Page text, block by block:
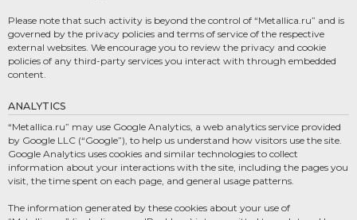
Please note that such activity is beyond the control of “Metallica.ru” and is
governed by the privacy policies and terms of service of the respective
external websites. We encourage you to review the privacy and cookie
policies of any third-party services you interact with through embedded
content.
ANALYTICS
“Metallica.ru” may use Google Analytics, a web analytics service provided
by Google LLC (“Google”), to help us understand how visitors use the site.
Google Analytics uses cookies and similar technologies to collect
information about your interactions with the site, including the pages you
visit, the time spent on each page, and general usage patterns.
The information generated by these cookies about your use of